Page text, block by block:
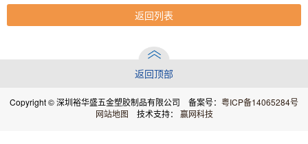
返回列表
返回顶部
Copyright © 深圳裕华盛五金塑胶制品有限公司 备案号： 粤ICP备14065284号
网站地图 技术支持： 赢网科技